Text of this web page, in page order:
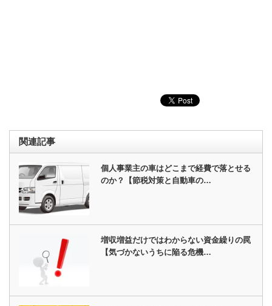
関連記事
個人事業主の車はどこまで経費で落とせる
のか？【節税対策と自動車の…
増収増益だけではわからない資金繰りの罠
【気づかないうちに陥る危機…